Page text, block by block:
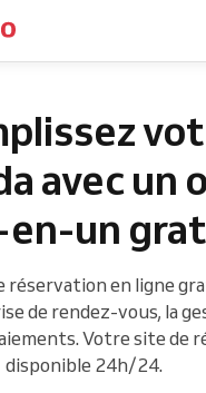
avec un
un
réservation en ligne
de rendez-vous, la
Votre site de
disponible 24h/24.